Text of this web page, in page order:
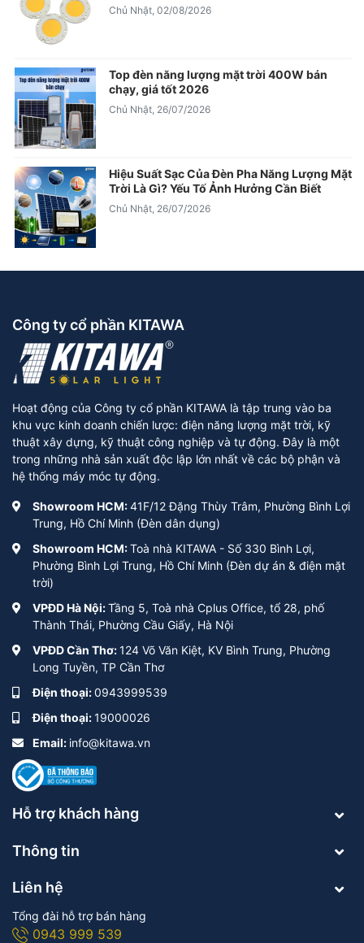
Chủ Nhật, 02/08/2026
Top đèn năng lượng mặt trời 400W bán
chạy, giá tốt 2026
Chủ Nhật, 26/07/2026
Hiệu Suất Sạc Của Đèn Pha Năng Lượng Mặt
Trời Là Gì? Yếu Tố Ảnh Hưởng Cần Biết
Chủ Nhật, 26/07/2026
Công ty cổ phần KITAWA
Hoạt động của Công ty cổ phần KITAWA là tập trung vào ba
khu vực kinh doanh chiến lược: điện năng lượng mặt trời, kỹ
thuật xây dựng, kỹ thuật công nghiệp và tự động. Đây là một
trong những nhà sản xuất độc lập lớn nhất về các bộ phận và
hệ thống máy móc tự động.
Showroom HCM:41F/12 Đặng Thùy Trâm, Phường Bình Lợi
Trung, Hồ Chí Minh (Đèn dân dụng)
Showroom HCM:Toà nhà KITAWA - Số 330 Bình Lợi,
Phường Bình Lợi Trung, Hồ Chí Minh (Đèn dự án & điện mặt
trời)
VPĐD Hà Nội:Tầng 5, Toà nhà Cplus Office, tổ 28, phố
Thành Thái, Phường Cầu Giấy, Hà Nội
VPĐD Cần Thơ:124 Võ Văn Kiệt, KV Bình Trung, Phường
Long Tuyền, TP Cần Thơ
Điện thoại:0943999539
Điện thoại:19000026
Email: info@kitawa.vn
Hỗ trợ khách hàng
Thông tin
Liên hệ
Tổng đài hỗ trợ bán hàng
0943 999 539